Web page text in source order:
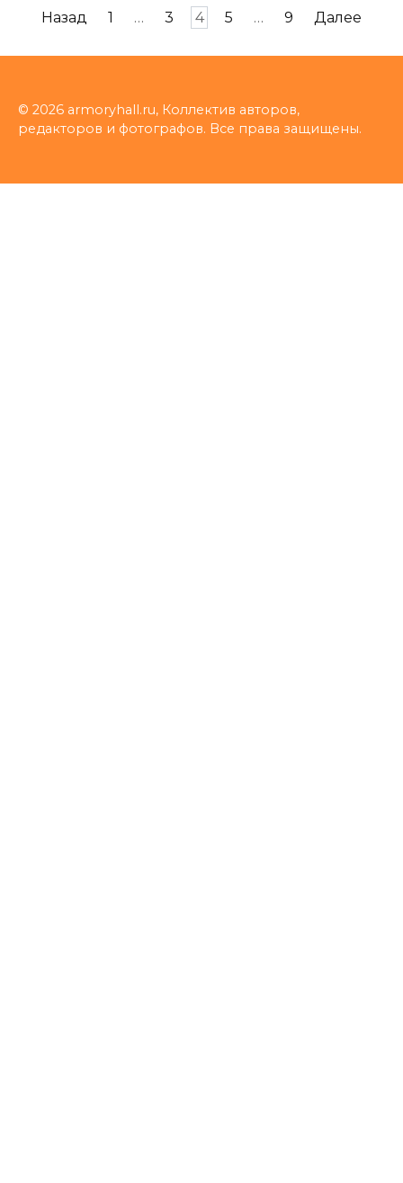
Пагинация
Назад 1 … 3 4 5 … 9 Далее
© 2026 armoryhall.ru, Коллектив авторов,
редакторов и фотографов. Все права защищены.